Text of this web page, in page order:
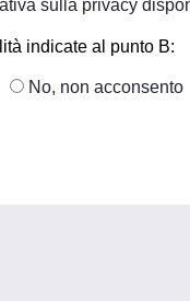
sulla privacy
indicate al punto B:
No, non acconsento